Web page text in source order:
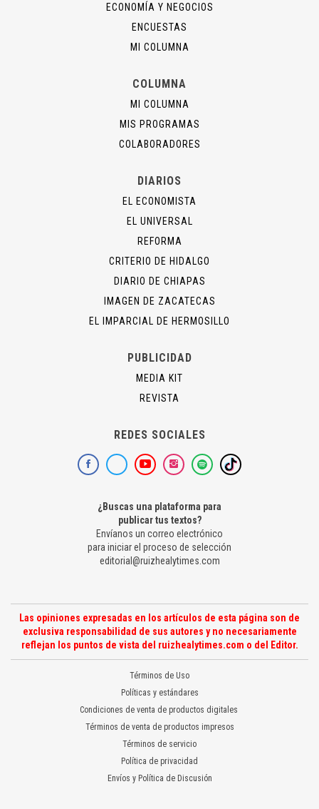
ECONOMÍA Y NEGOCIOS
ENCUESTAS
MI COLUMNA
COLUMNA
MI COLUMNA
MIS PROGRAMAS
COLABORADORES
DIARIOS
EL ECONOMISTA
EL UNIVERSAL
REFORMA
CRITERIO DE HIDALGO
DIARIO DE CHIAPAS
IMAGEN DE ZACATECAS
EL IMPARCIAL DE HERMOSILLO
PUBLICIDAD
MEDIA KIT
REVISTA
REDES SOCIALES
¿Buscas una plataforma para
publicar tus textos?
Envíanos un correo electrónico
para iniciar el proceso de selección
editorial@ruizhealytimes.com
Las opiniones expresadas en los artículos de esta página son de
exclusiva responsabilidad de sus autores y no necesariamente
reflejan los puntos de vista del ruizhealytimes.com o del Editor.
Términos de Uso
Políticas y estándares
Condiciones de venta de productos digitales
Términos de venta de productos impresos
Términos de servicio
Política de privacidad
Envíos y Política de Discusión